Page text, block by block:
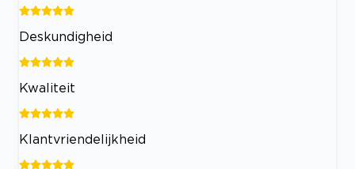
Deskundigheid
Kwaliteit
Klantvriendelijkheid